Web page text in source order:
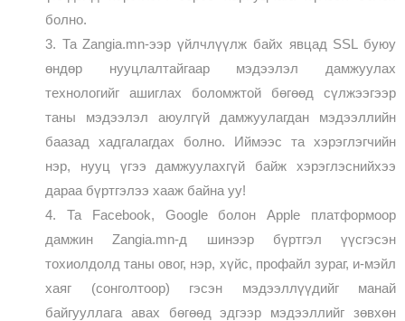
болно.
3. Та Zangia.mn-ээр үйлчлүүлж байх явцад SSL буюу
өндөр нууцлалтайгаар мэдээлэл дамжуулах
технологийг ашиглах боломжтой бөгөөд сүлжээгээр
таны мэдээлэл аюулгүй дамжуулагдан мэдээллийн
баазад хадгалагдах болно. Иймээс та хэрэглэгчийн
нэр, нууц үгээ дамжуулахгүй байж хэрэглэснийхээ
дараа бүртгэлээ хааж байна уу!
4. Та Facebook, Google болон Apple платформоор
дамжин Zangia.mn-д шинээр бүртгэл үүсгэсэн
тохиолдолд таны овог, нэр, хүйс, профайл зураг, и-мэйл
хаяг (сонголтоор) гэсэн мэдээллүүдийг манай
байгууллага авах бөгөөд эдгээр мэдээллийг зөвхөн